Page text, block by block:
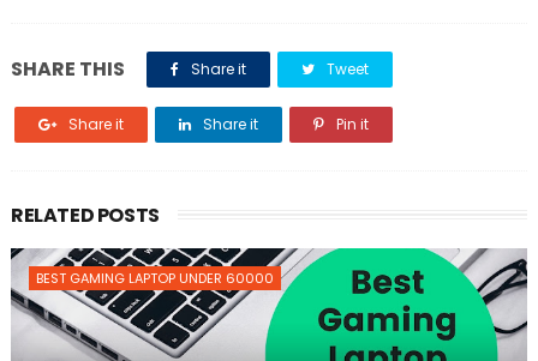
SHARE THIS Share it Tweet
Share it Share it Pin it
RELATED POSTS
BEST GAMING LAPTOP UNDER 60000